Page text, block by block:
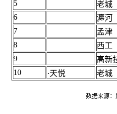
5
老城
6
瀍河
7
孟津
8
西工
9
高新
10
·天悦 老城
数据来源